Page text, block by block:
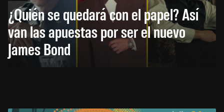
¿Quién se quedará con el papel? Así
van las apuestas por ser el nuevo
James Bond